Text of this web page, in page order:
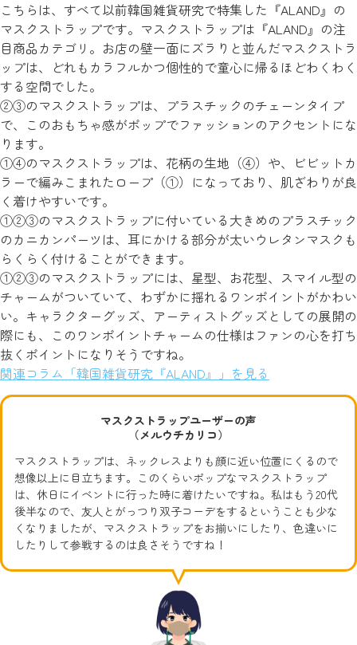
こちらは、すべて以前韓国雑貨研究で特集した『ALAND』の
マスクストラップです。マスクストラップは『ALAND』の注
目商品カテゴリ。お店の壁一面にズラりと並んだマスクストラ
ップは、どれもカラフルかつ個性的で童心に帰るほどわくわく
する空間でした。
②③のマスクストラップは、プラスチックのチェーンタイプ
で、このおもちゃ感がポップでファッションのアクセントにな
ります。
①④のマスクストラップは、花柄の生地（④）や、ビビットカ
ラーで編みこまれたロープ（①）になっており、肌ざわりが良
く着けやすいです。
①②③のマスクストラップに付いている大きめのプラスチック
のカニカンパーツは、耳にかける部分が太いウレタンマスクも
らくらく付けることができます。
①②③のマスクストラップには、星型、お花型、スマイル型の
チャームがついていて、わずかに揺れるワンポイントがかわい
い。キャラクターグッズ、アーティストグッズとしての展開の
際にも、このワンポイントチャームの仕様はファンの心を打ち
抜くポイントになりそうですね。
関連コラム「韓国雑貨研究『ALAND』」を見る
マスクストラップユーザーの声
（メルウチカリコ）
マスクストラップは、ネックレスよりも顔に近い位置にくるので
想像以上に目立ちます。このくらいポップなマスクストラップ
は、休日にイベントに行った時に着けたいですね。私はもう20代
後半なので、友人とがっつり双子コーデをするということも少な
くなりましたが、マスクストラップをお揃いにしたり、色違いに
したりして参戦するのは良さそうですね！